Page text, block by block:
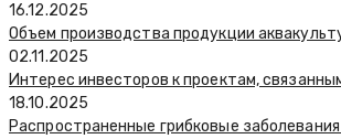
16.12.2025
Объем производства продукции
02.11.2025
Интерес инвесторов к проектам,
18.10.2025
Распространенные грибковые